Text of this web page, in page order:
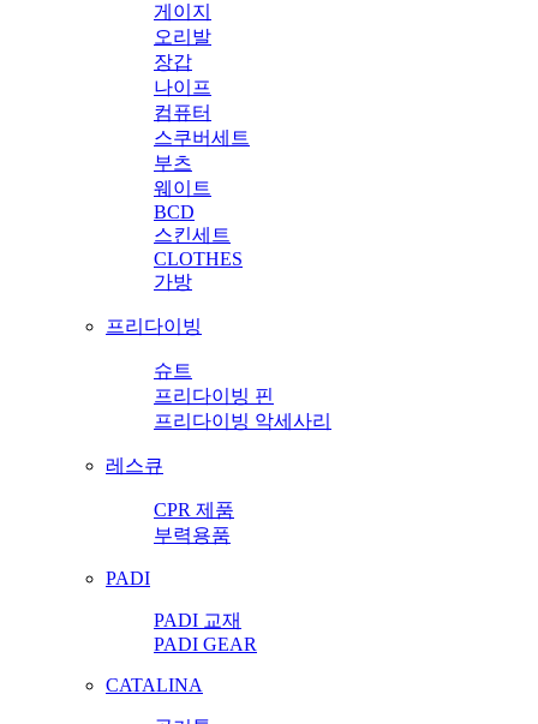
게이지
오리발
장갑
나이프
컴퓨터
스쿠버세트
부츠
웨이트
BCD
스킨세트
CLOTHES
가방
프리다이빙
슈트
프리다이빙 핀
프리다이빙 악세사리
레스큐
CPR 제품
부력용품
PADI
PADI 교재
PADI GEAR
CATALINA